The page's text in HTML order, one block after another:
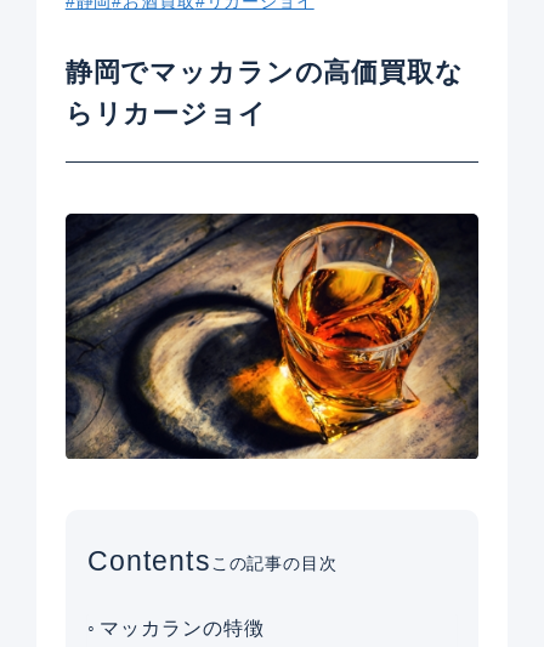
静岡でマッカランの高価買取な
らリカージョイ
Contentsこの記事の目次
マッカランの特徴